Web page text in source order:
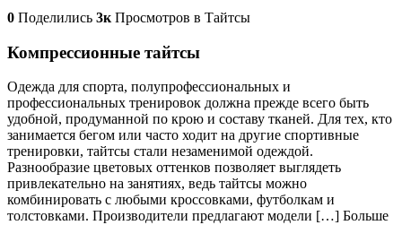
0 Поделились 3к Просмотров в Тайтсы
Компрессионные тайтсы
Одежда для спорта, полупрофессиональных и
профессиональных тренировок должна прежде всего быть
удобной, продуманной по крою и составу тканей. Для тех, кто
занимается бегом или часто ходит на другие спортивные
тренировки, тайтсы стали незаменимой одеждой.
Разнообразие цветовых оттенков позволяет выглядеть
привлекательно на занятиях, ведь тайтсы можно
комбинировать с любыми кроссовками, футболкам и
толстовками. Производители предлагают модели […] Больше